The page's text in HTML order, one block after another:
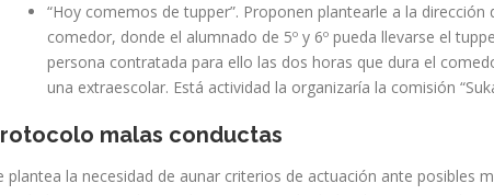
“Hoy comemos de tupper”. Proponen plantearle a la
comedor, donde el alumnado de 5º y 6º pueda llevarse el
persona contratada para ello las dos horas que dura el
una extraescolar. Está actividad la organizaría la comisión
malas conductas
plantea la necesidad de aunar criterios de actuación ante posibles